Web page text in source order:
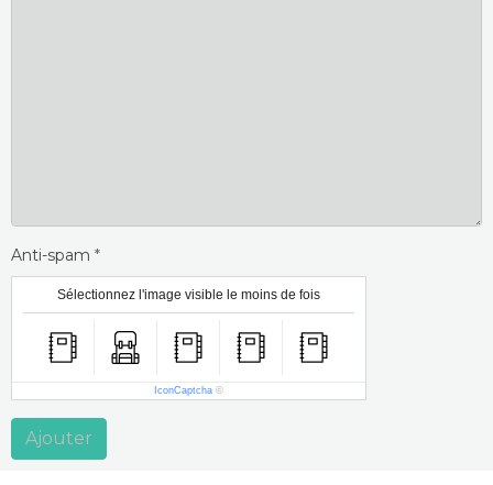
Anti-spam
Sélectionnez l'image visible le moins de fois
IconCaptcha ©
Ajouter